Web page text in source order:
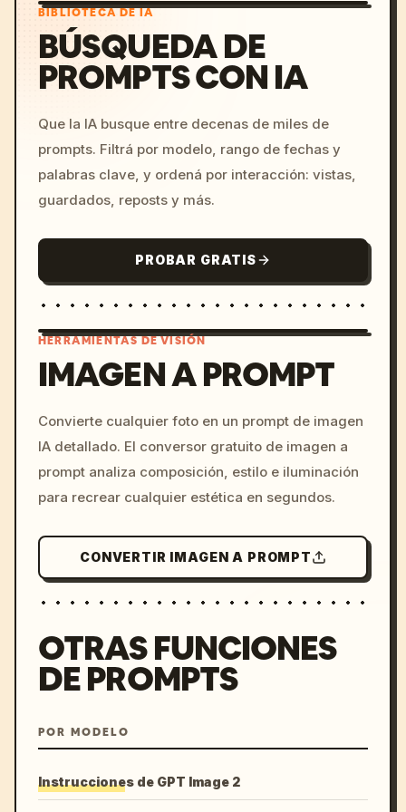
BIBLIOTECA DE IA
BÚSQUEDA DE
PROMPTS CON IA
Que la IA busque entre decenas de miles de
prompts. Filtrá por modelo, rango de fechas y
palabras clave, y ordená por interacción: vistas,
guardados, reposts y más.
PROBAR GRATIS
c, cyberpunk sunset, neon
colors, 8k --v 6.0
HERRAMIENTAS DE VISIÓN
IMAGEN A PROMPT
Convierte cualquier foto en un prompt de imagen
IA detallado. El conversor gratuito de imagen a
prompt analiza composición, estilo e iluminación
para recrear cualquier estética en segundos.
CONVERTIR IMAGEN A PROMPT
OTRAS FUNCIONES
DE PROMPTS
POR MODELO
Instrucciones de GPT Image 2